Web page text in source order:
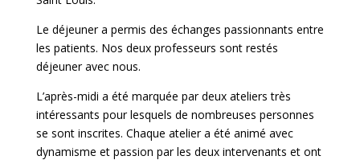
Le déjeuner a permis des échanges passionnants entre
les patients. Nos deux professeurs sont restés
déjeuner avec nous.
L’après-midi a été marquée par deux ateliers très
intéressants pour lesquels de nombreuses personnes
se sont inscrites. Chaque atelier a été animé avec
dynamisme et passion par les deux intervenants et ont